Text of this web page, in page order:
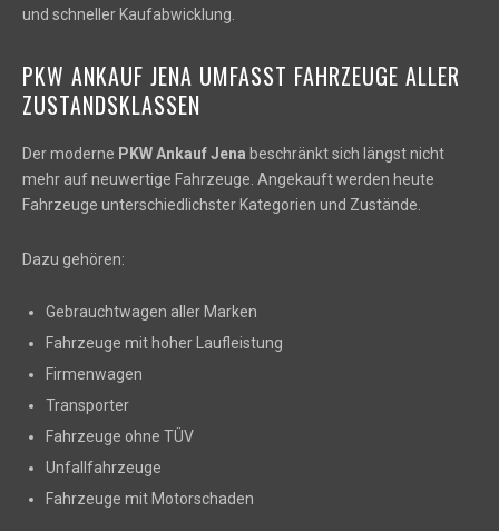
und schneller Kaufabwicklung.
PKW ANKAUF JENA UMFASST FAHRZEUGE ALLER
ZUSTANDSKLASSEN
Der moderne PKW Ankauf Jena beschränkt sich längst nicht
mehr auf neuwertige Fahrzeuge. Angekauft werden heute
Fahrzeuge unterschiedlichster Kategorien und Zustände.
Dazu gehören:
Gebrauchtwagen aller Marken
Fahrzeuge mit hoher Laufleistung
Firmenwagen
Transporter
Fahrzeuge ohne TÜV
Unfallfahrzeuge
Fahrzeuge mit Motorschaden